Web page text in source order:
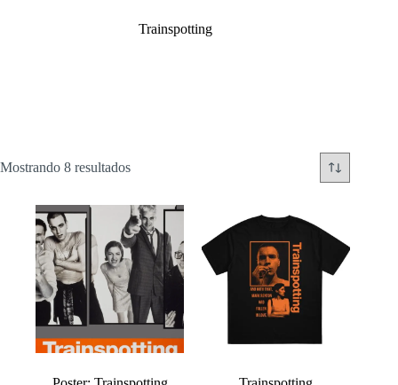
Trainspotting
Mostrando 8 resultadosOrdenado